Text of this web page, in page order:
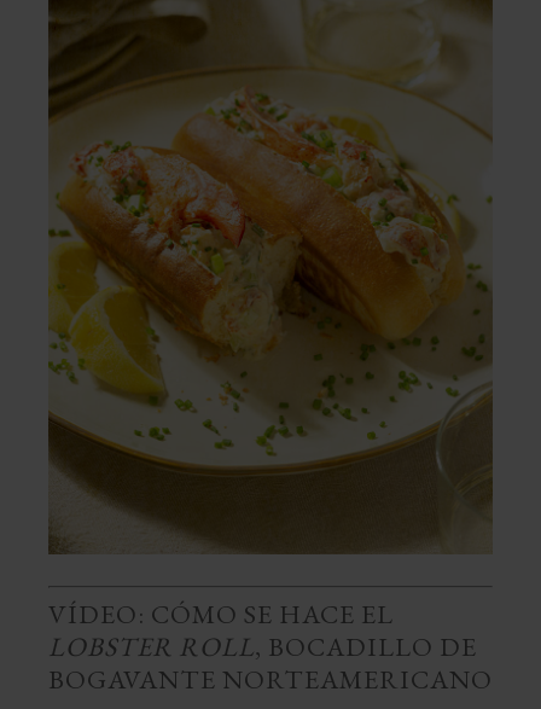
VÍDEO: CÓMO SE HACE EL
LOBSTER ROLL, BOCADILLO DE
BOGAVANTE NORTEAMERICANO